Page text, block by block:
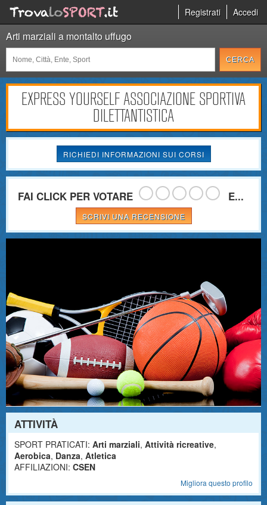
Registrati Accedi
Arti marziali a montalto uffugo
EXPRESS YOURSELF ASSOCIAZIONE SPORTIVA
DILETTANTISTICA
RICHIEDI INFORMAZIONI SUI CORSI
FAI CLICK PER VOTARE E...
SCRIVI UNA RECENSIONE
ATTIVITÀ
SPORT PRATICATI: Arti marziali, Attività ricreative,
Aerobica, Danza, Atletica
AFFILIAZIONI: CSEN
Migliora questo profilo